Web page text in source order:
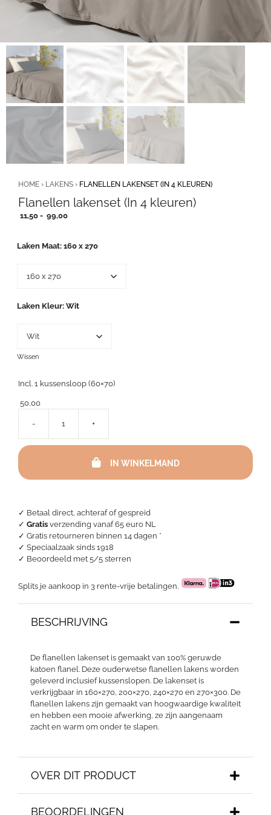
✓ Betaal direct, achteraf of gespreid
✓ Gratis verzending vanaf 65 euro NL
✓ Gratis retourneren binnen 14 dagen *
✓ Speciaalzaak sinds 1918
✓ Beoordeeld met 5/5 sterren
Splits je aankoop in 3 rente-vrije betalingen.
HOME › LAKENS › FLANELLEN LAKENSET (IN 4 KLEUREN)
Flanellen lakenset (In 4 kleuren)
11,50 - 99,00Prijsklasse:
99,00
BESCHRIJVING
De flanellen lakenset is gemaakt van 100% geruwde
katoen flanel. Deze ouderwetse flanellen lakens worden
geleverd inclusief kussenslopen. De lakenset is
verkrijgbaar in 160×270, 200×270, 240×270 en 270×300. De
flanellen lakens zijn gemaakt van hoogwaardige kwaliteit
en hebben een mooie afwerking, ze zijn aangenaam
zacht en warm om onder te slapen.
OVER DIT PRODUCT
BEOORDELINGEN
Laken Maat 160 x 270
Laken Kleur Wit
Wissen
Incl. 1 kussensloop (60×70)
50,00
-
lakenset
+
IN WINKELMAND